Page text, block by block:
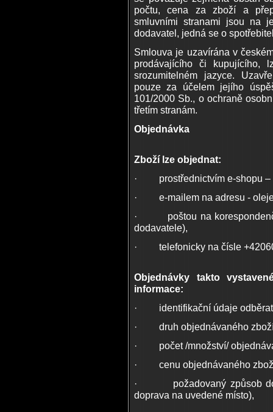
počtu, cena za zboží a
smluvními stranami jsou na
dodavatel, jedná se o
Smlouva je uzavírána v
prodávajícího či kupujícího,
srozumitelném jazyce.
pouze za účelem jejího
101/2000 Sb., o ochraně
třetím stranám.
Objednávka
Zboží lze objednat:
· prostřednictvím e-shopu –
· e-mailem na adresu -
· poštou na
dodavatele),
· telefonicky na čísle
Objednávky takto
informace:
· identifikační údaje
· druh objednávaného
· počet /množství/
· cenu objednávaného
· požadovaný způsob
doprava na uvedené místo),